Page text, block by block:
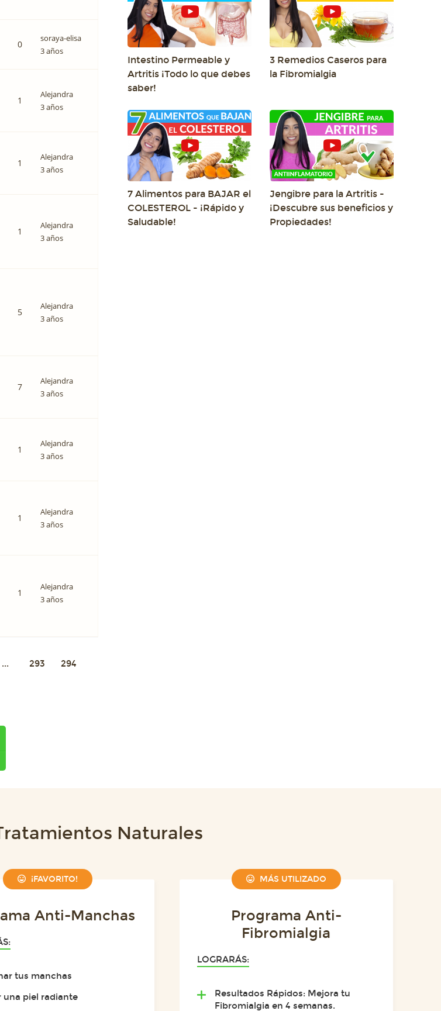
0
soraya-elisa
3 años
1
Alejandra
3 años
1
Alejandra
3 años
1
Alejandra
3 años
5
Alejandra
3 años
7
Alejandra
3 años
1
Alejandra
3 años
1
Alejandra
3 años
1
Alejandra
3 años
... 293 294
Intestino Permeable y
Artritis ¡Todo lo que debes
saber!
3 Remedios Caseros para
la Fibromialgia
7 Alimentos para BAJAR el
COLESTEROL - ¡Rápido y
Saludable!
Jengibre para la Artritis -
¡Descubre sus beneficios y
Propiedades!
Naturales
¡FAVORITO!
Anti-Manchas
tus manchas
una piel radiante
MÁS UTILIZADO
Programa Anti-
Fibromialgia
LOGRARÁS:
Resultados Rápidos: Mejora tu
Fibromialgia en 4 semanas.